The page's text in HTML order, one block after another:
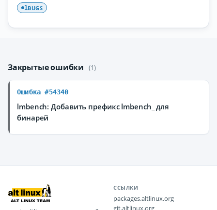
1BUGS
Закрытые ошибки (1)
Ошибка #54340
lmbench: Добавить префикс lmbench_ для
бинарей
ССЫЛКИ
packages.altlinux.org
git.altlinux.org